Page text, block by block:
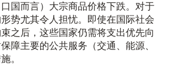
国而言）大宗商品价格下跌。对于
势尤其令人担忧。即使在国际社会
之后，这些国家仍需将支出优先向
障主要的公共服务（交通、能源、
。